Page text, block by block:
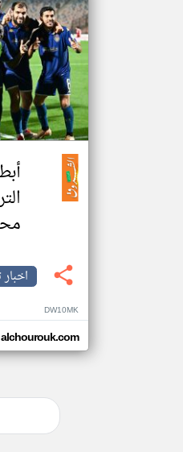
DW10MK
alchourouk.com